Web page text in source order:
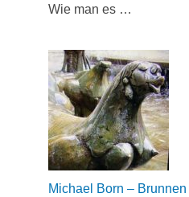
Wie man es …
Michael Born –